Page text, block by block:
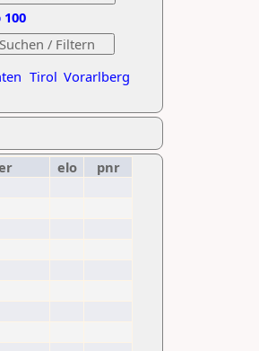
Tirol Vorarlberg
100
elo
pnr